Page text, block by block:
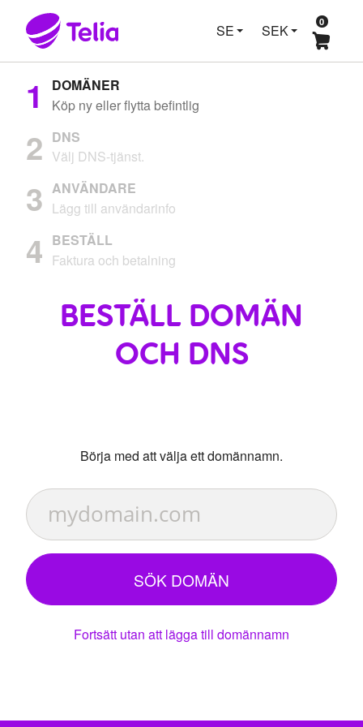
SE SEK
0
1
DOMÄNER
Köp ny eller flytta befintlig
2 DNS
Välj DNS-tjänst.
3 ANVÄNDARE
Lägg till användarinfo
4 BESTÄLL
Faktura och betalning
BESTÄLL DOMÄN
OCH DNS
Börja med att välja ett domännamn.
SÖK DOMÄN
Fortsätt utan att lägga till domännamn